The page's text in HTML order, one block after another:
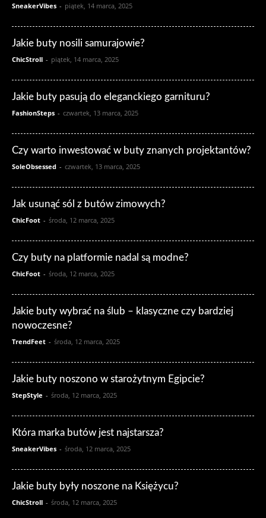
SneakerVibes - piątek, 14 marca, 2025
Jakie buty nosili samurajowie?
ChicStroll - piątek, 14 marca, 2025
Jakie buty pasują do eleganckiego garnituru?
FashionSteps - czwartek, 13 marca, 2025
Czy warto inwestować w buty znanych projektantów?
SoleObsessed - czwartek, 13 marca, 2025
Jak usunąć sól z butów zimowych?
ChicFoot - środa, 12 marca, 2025
Czy buty na platformie nadal są modne?
ChicFoot - środa, 12 marca, 2025
Jakie buty wybrać na ślub – klasyczne czy bardziej
nowoczesne?
TrendFeet - środa, 12 marca, 2025
Jakie buty noszono w starożytnym Egipcie?
StepStyle - środa, 12 marca, 2025
Która marka butów jest najstarsza?
SneakerVibes - środa, 12 marca, 2025
Jakie buty były noszone na Księżycu?
ChicStroll - środa, 12 marca, 2025